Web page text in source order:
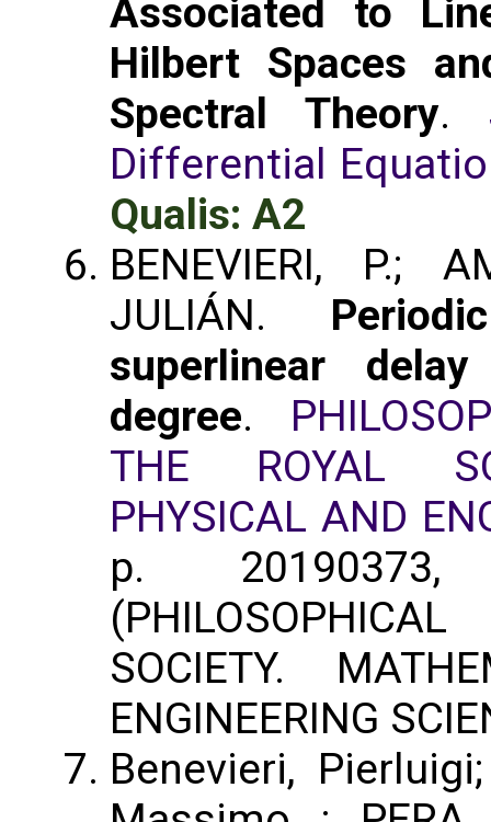
Associated to
Hilbert Spaces
Spectral Theory.
Differential
Qualis: A2
BENEVIERI, P.;
JULIÁN.
superlinear
degree.
THE ROYAL
PHYSICAL AND
p.
SOCIETY.
ENGINEERING
Benevieri,